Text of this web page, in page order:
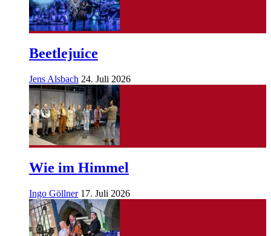
Beetlejuice
Jens Alsbach 24. Juli 2026
Wie im Himmel
Ingo Göllner 17. Juli 2026